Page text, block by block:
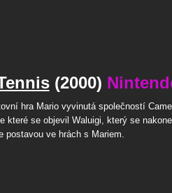
(2000)
hra Mario vyvinutá společností
které se objevil Waluigi, který se
postavou ve hrách s Mariem.